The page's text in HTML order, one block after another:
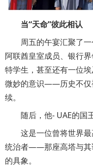
当“天命”彼此相认
周五的午宴汇聚了
阿联酋皇室成员、银行
特学生，甚至还有一位
微妙的意识——历史不仅
续。
随后，他- UAE的国
这是一位曾将世界
统治者——那座高塔与其
的具象。